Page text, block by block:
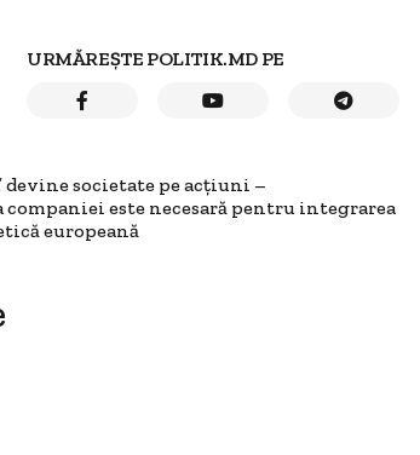
URMĂREȘTE POLITIK.MD PE
devine societate pe acțiuni –
companiei este necesară pentru integrarea
europeană